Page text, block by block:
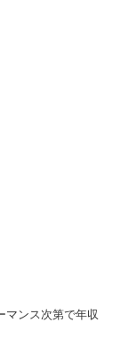
マンス次第で年収